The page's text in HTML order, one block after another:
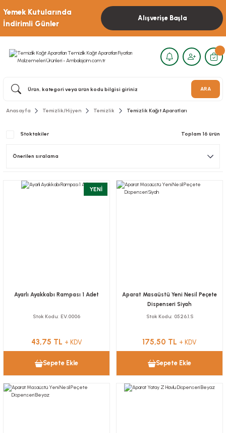
Yemek Kutularında
İndirimli Günler
Alışverişe Başla
ARA
Anasayfa Temizlik/Hijyen Temizlik Temizlik Kağıt Aparatları
Stoktakiler Toplam 16 ürün
YENİ
Ayarlı Ayakkabı Rampası 1 Adet
Stok Kodu EV.0006
43,75 TL + KDV
Sepete Ekle
Aparat Masaüstü Yeni Nesil Peçete
Dispenseri Siyah
Stok Kodu 0526.1.S
175,50 TL + KDV
Sepete Ekle